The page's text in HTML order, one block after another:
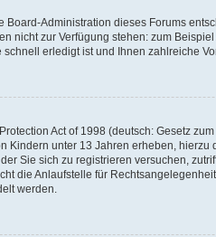
Administration dieses Forums
nicht zur Verfügung stehen: zum
erledigt ist und Ihnen zahlreiche
Act of 1998 (deutsch: Gesetz
Kindern unter 13 Jahren erheben,
Sie sich zu registrieren versuchen,
die Anlaufstelle für
werden.